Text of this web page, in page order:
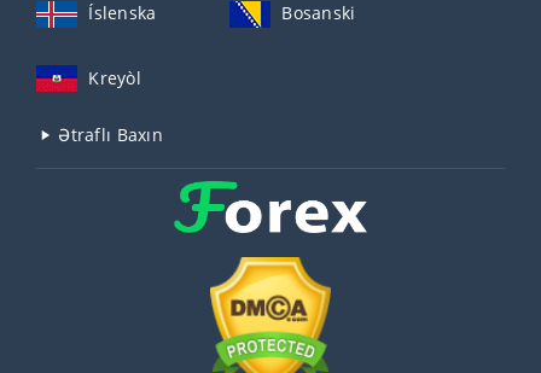
Íslenska Bosanski
Kreyòl
Ətraflı Baxın